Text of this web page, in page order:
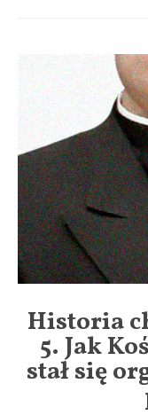
Historia
5. Jak
stał się